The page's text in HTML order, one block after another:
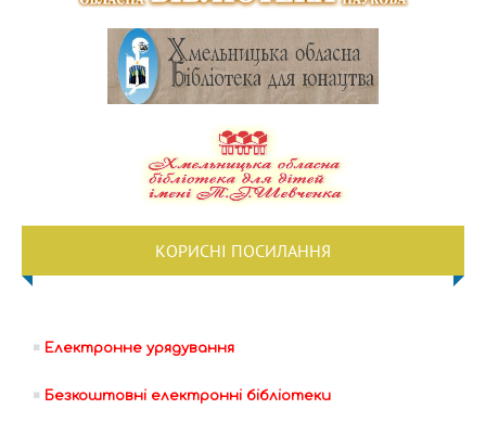
КОРИСНІ ПОСИЛАННЯ
Електронне урядування
Безкоштовні електронні бібліотеки